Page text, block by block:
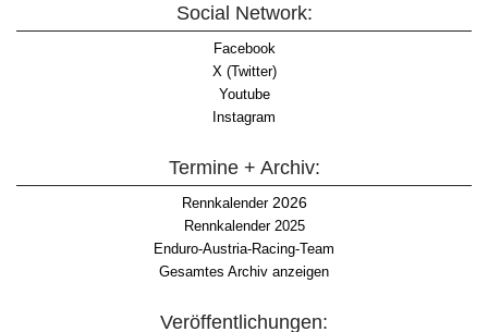
Social Network:
Facebook
X (Twitter)
Youtube
Instagram
Termine + Archiv:
Rennkalender2026
Rennkalender 2025
Enduro-Austria-Racing-Team
Gesamtes Archiv anzeigen
Veröffentlichungen: